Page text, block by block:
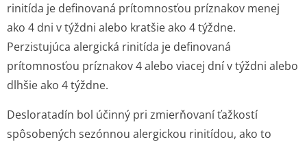
rinitída je definovaná prítomnosťou príznakov menej
ako 4 dni v týždni alebo kratšie ako 4 týždne.
Perzistujúca alergická rinitída je definovaná
prítomnosťou príznakov 4 alebo viacej dní v týždni alebo
dlhšie ako 4 týždne.
Desloratadín bol účinný pri zmierňovaní ťažkostí
spôsobených sezónnou alergickou rinitídou, ako to